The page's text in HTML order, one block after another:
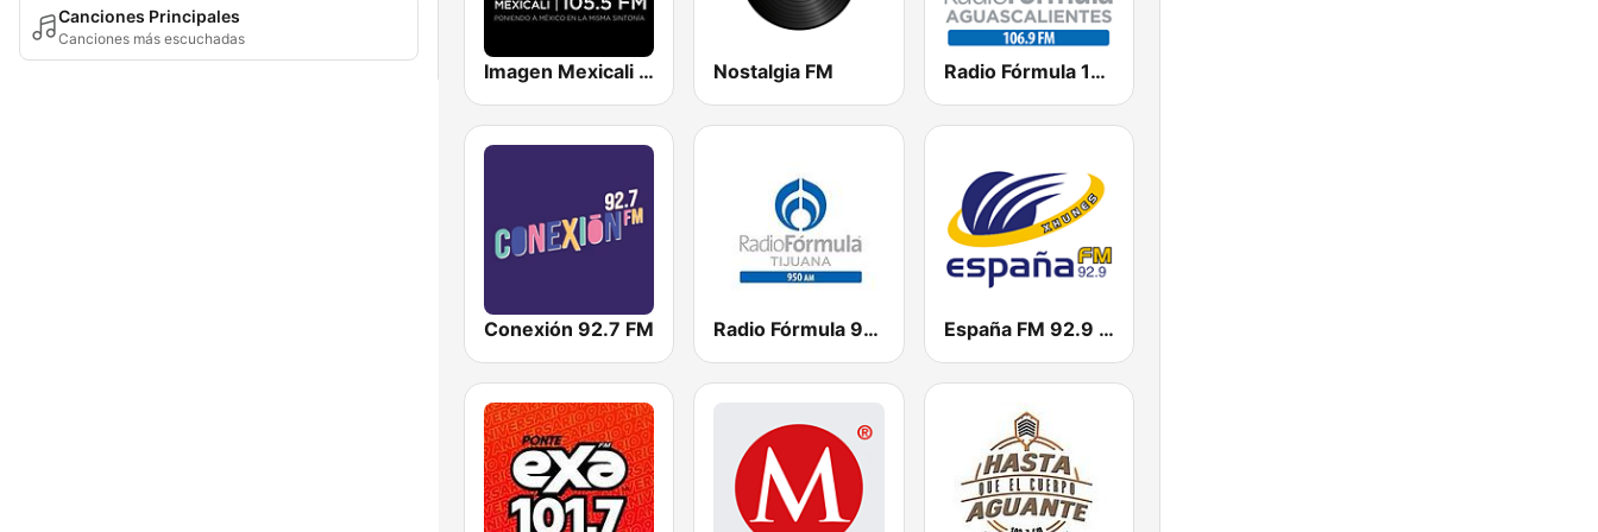
Canciones Principales
Canciones más escuchadas
Imagen Mexicali 105.5 FM Nostalgia FM Radio Fórmula 106.9 FM
Conexión 92.7 FM Radio Fórmula 950 AM España FM 92.9 FM